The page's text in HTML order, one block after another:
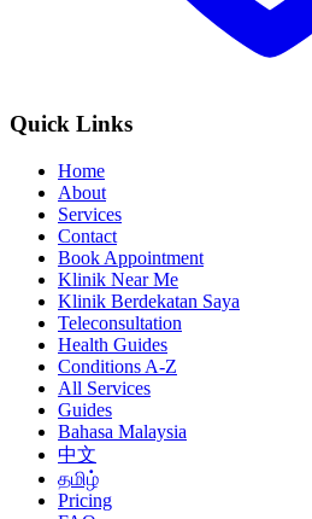
Quick Links
Home
About
Services
Contact
Book Appointment
Klinik Near Me
Klinik Berdekatan Saya
Teleconsultation
Health Guides
Conditions A-Z
All Services
Guides
Bahasa Malaysia
中文
தமிழ்
Pricing